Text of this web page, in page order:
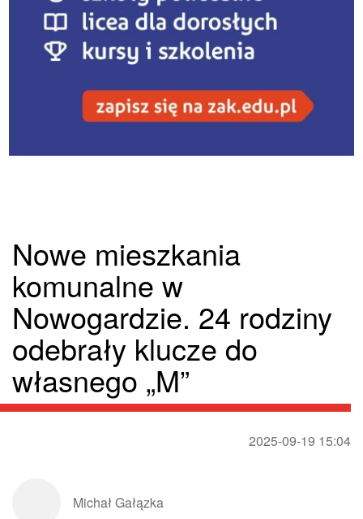
Nowe mieszkania
komunalne w
Nowogardzie. 24 rodziny
odebrały klucze do
własnego „M”
2025-09-19 15:04
Michał Gałązka